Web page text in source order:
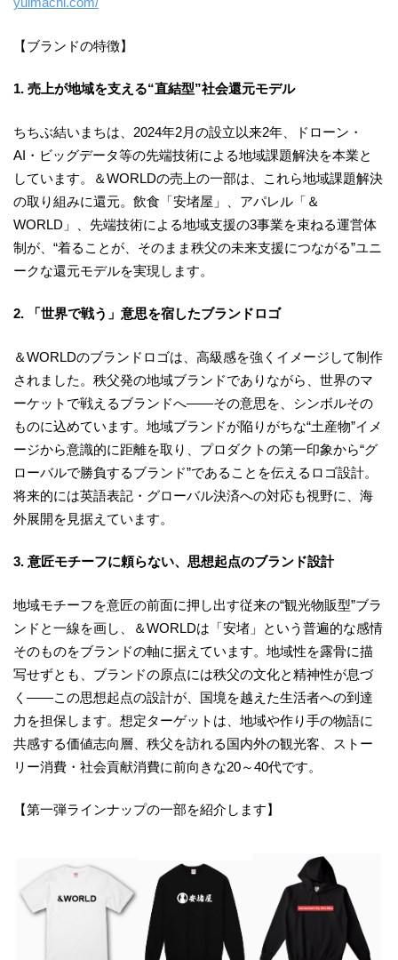
【ブランドの特徴】
1. 売上が地域を支える“直結型”社会還元モデル
ちちぶ結いまちは、2024年2月の設立以来2年、ドローン・
AI・ビッグデータ等の先端技術による地域課題解決を本業と
しています。＆WORLDの売上の一部は、これら地域課題解決
の取り組みに還元。飲食「安堵屋」、アパレル「＆
WORLD」、先端技術による地域支援の3事業を束ねる運営体
制が、“着ることが、そのまま秩父の未来支援につながる”ユニ
ークな還元モデルを実現します。
2. 「世界で戦う」意思を宿したブランドロゴ
＆WORLDのブランドロゴは、高級感を強くイメージして制作
されました。秩父発の地域ブランドでありながら、世界のマ
ーケットで戦えるブランドへ――その意思を、シンボルその
ものに込めています。地域ブランドが陥りがちな“土産物”イメ
ージから意識的に距離を取り、プロダクトの第一印象から“グ
ローバルで勝負するブランド”であることを伝えるロゴ設計。
将来的には英語表記・グローバル決済への対応も視野に、海
外展開を見据えています。
3. 意匠モチーフに頼らない、思想起点のブランド設計
地域モチーフを意匠の前面に押し出す従来の“観光物販型”ブラ
ンドと一線を画し、＆WORLDは「安堵」という普遍的な感情
そのものをブランドの軸に据えています。地域性を露骨に描
写せずとも、ブランドの原点には秩父の文化と精神性が息づ
く――この思想起点の設計が、国境を越えた生活者への到達
力を担保します。想定ターゲットは、地域や作り手の物語に
共感する価値志向層、秩父を訪れる国内外の観光客、ストー
リー消費・社会貢献消費に前向きな20～40代です。
【第一弾ラインナップの一部を紹介します】